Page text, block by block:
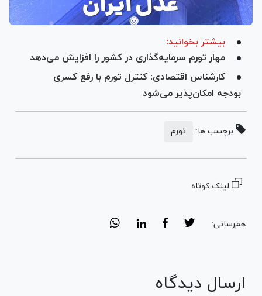
بیشتر بخوانید:
مهار تورم سرمایه‌گذاری در کشور را افزایش می‌دهد
کارشناس اقتصادی: کنترل تورم با رفع کسری
بودجه امکان‌پذیر می‌شود
برچسب ها: تورم
لینک کوتاه
هم‌رسانی:
ارسال دیدگاه